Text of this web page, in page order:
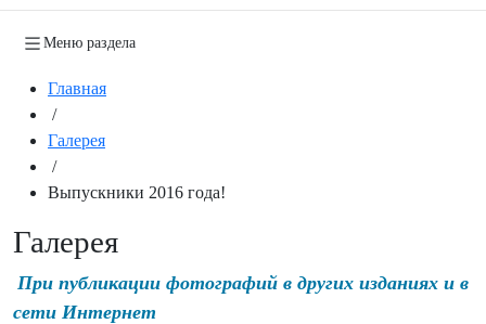
Меню раздела
Главная
/
Галерея
/
Выпускники 2016 года!
Галерея
При публикации фотографий в других изданиях и в
сети Интернет